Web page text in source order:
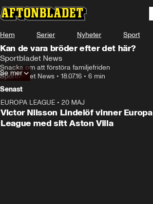
Hem Serier Nyheter Sport
Kan de vara bröder efter det här?
Sportbladet News
Snacka om att förstöra familjefriden
Sportbladet News • 18.07.16 • 6 min
Se mer
Senast
EUROPA LEAGUE • 20 MAJ
Victor Nilsson Lindelöf vinner Europa
League med sitt Aston Villa